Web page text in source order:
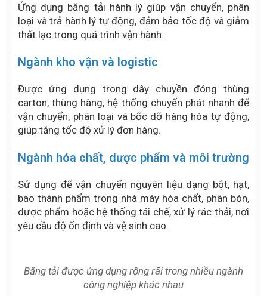
Ứng dụng băng tải hành lý giúp vận chuyển, phân
loại và trả hành lý tự động, đảm bảo tốc độ và giảm
thất lạc trong quá trình vận hành.
Ngành kho vận và logistic
Được ứng dụng trong dây chuyền đóng thùng
carton, thùng hàng, hệ thống chuyển phát nhanh để
vận chuyển, phân loại và bốc dỡ hàng hóa tự động,
giúp tăng tốc độ xử lý đơn hàng.
Ngành hóa chất, dược phẩm và môi trường
Sử dụng để vận chuyển nguyên liệu dạng bột, hạt,
bao thành phẩm trong nhà máy hóa chất, phân bón,
dược phẩm hoặc hệ thống tái chế, xử lý rác thải, nơi
yêu cầu độ ổn định và vệ sinh cao.
Băng tải được ứng dụng rộng rãi trong nhiều ngành
công nghiệp khác nhau